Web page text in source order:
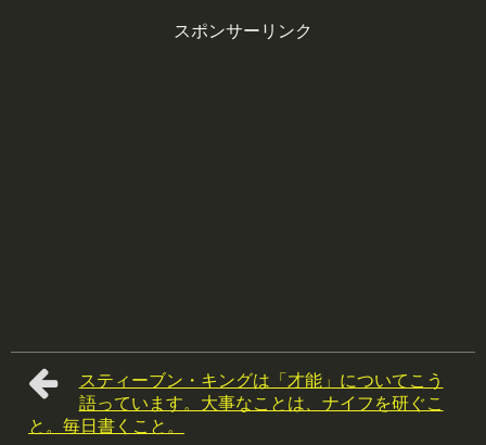
スポンサーリンク
スティーブン・キングは「才能」についてこう
語っています。大事なことは、ナイフを研ぐこ
と。毎日書くこと。